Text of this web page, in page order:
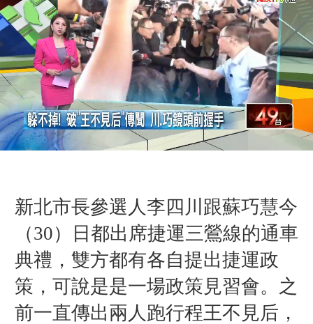
新北市長參選人李四川跟蘇巧慧今
（30）日都出席捷運三鶯線的通車
典禮，雙方都有各自提出捷運政
策，可說是是一場政策見習會。之
前一直傳出兩人跑行程王不見后，